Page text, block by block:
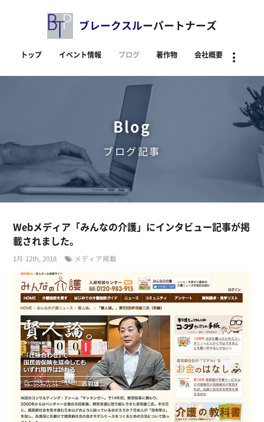
ブレークスルーパートナーズ
トップ イベント情報 ブログ 著作物 会社概要
Blog
ブログ記事
Webメディア「みんなの介護」にインタビュー記事が掲
載されました。
1月 12th, 2018 メディア掲載